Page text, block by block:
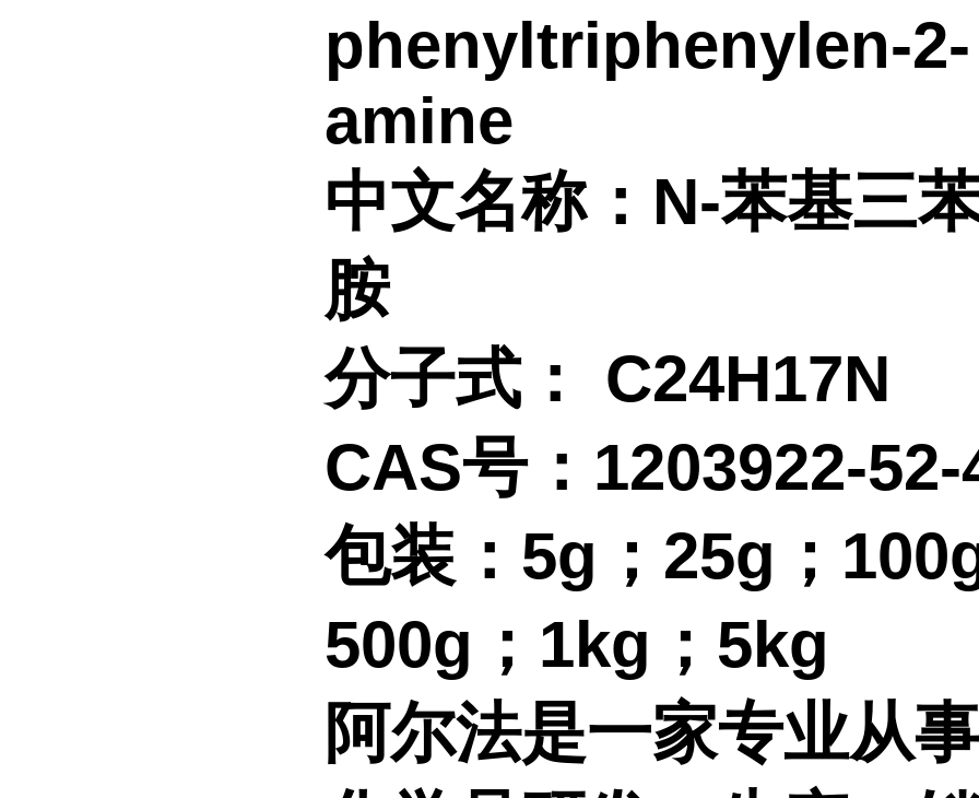
phenyltriphenylen-2-
amine
中文名称： N-苯基三
胺
分子式：
C24H17N
CAS号：1203922-52-
包装： 5g；25g；
500g；1kg；5kg
阿尔法是一家专业从